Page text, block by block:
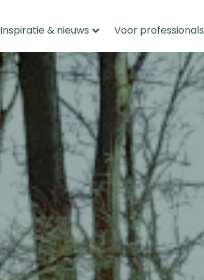
Inspiratie & nieuws Voor professionals